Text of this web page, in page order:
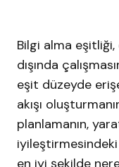
Bilgi alma
dışında
eşit düzeyde
akışı
planlamanın,